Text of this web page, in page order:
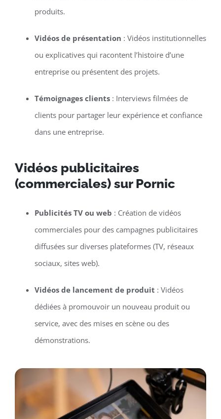
produits.
Vidéos de présentation : Vidéos institutionnelles
ou explicatives qui racontent l’histoire d’une
entreprise ou présentent des projets.
Témoignages clients: Interviews filmées de
clients pour partager leur expérience et confiance
dans une entreprise.
Vidéos publicitaires
(commerciales) sur Pornic
Publicités TV ou web : Création de vidéos
commerciales pour des campagnes publicitaires
diffusées sur diverses plateformes (TV, réseaux
sociaux, sites web).
Vidéos de lancement de produit : Vidéos
dédiées à promouvoir un nouveau produit ou
service, avec des mises en scène ou des
démonstrations.